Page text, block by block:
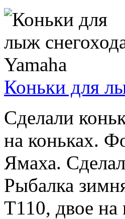
Коньки для
Сделали
на коньках.
Ямаха.
Рыбалка
T110, двое на